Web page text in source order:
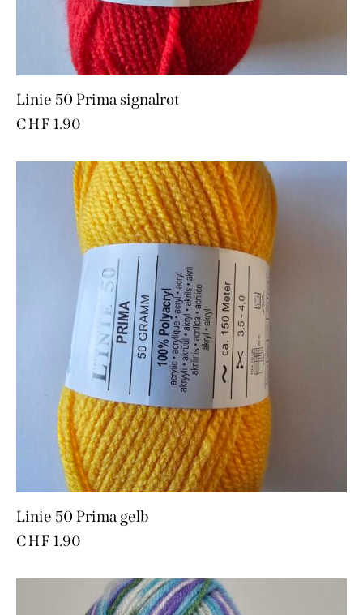
Linie 50 Prima signalrot
CHF 1.90
Linie 50 Prima gelb
CHF 1.90